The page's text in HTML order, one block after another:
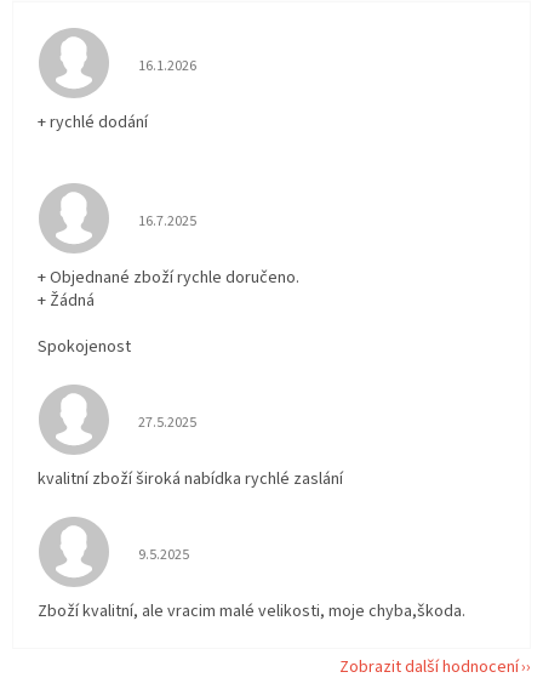
Hodnocení obchodu je 5 z 5 hvězdiček.
16.1.2026
+ rychlé dodání
Hodnocení obchodu je 5 z 5 hvězdiček.
16.7.2025
+ Objednané zboží rychle doručeno.
+ Žádná
Spokojenost
Hodnocení obchodu je 5 z 5 hvězdiček.
27.5.2025
kvalitní zboží široká nabídka rychlé zaslání
Hodnocení obchodu je 5 z 5 hvězdiček.
9.5.2025
Zboží kvalitní, ale vracim malé velikosti, moje chyba,škoda.
Zobrazit další hodnocení